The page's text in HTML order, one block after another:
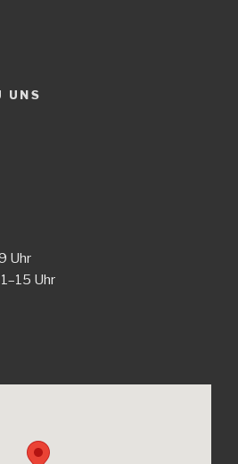
UNS
Uhr
Uhr